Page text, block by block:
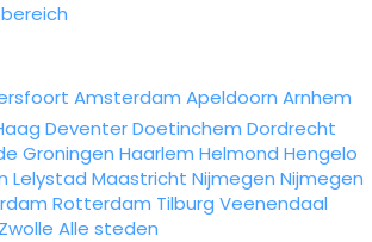
Amsterdam Apeldoorn Arnhem
DeventerDoetinchem Dordrecht
Groningen Haarlem Helmond Hengelo
Lelystad Maastricht Nijmegen Nijmegen
Rotterdam Tilburg Veenendaal
Zwolle Alle steden